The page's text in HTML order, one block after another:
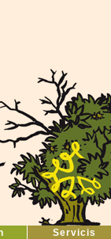
Servicis